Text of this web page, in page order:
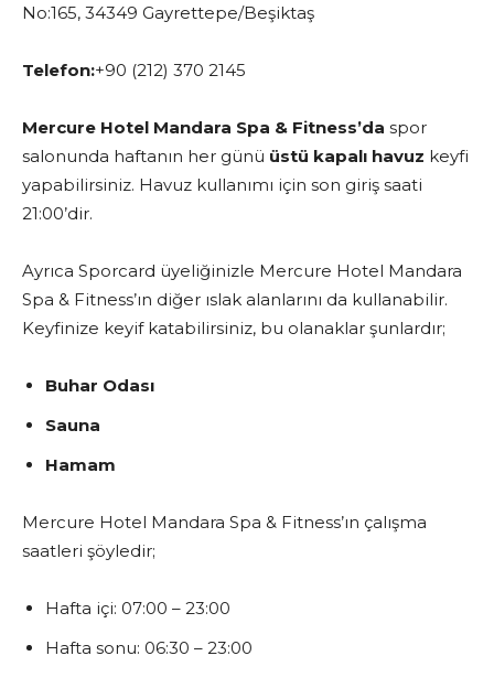
No:165, 34349 Gayrettepe/Beşiktaş
Telefon:+90 (212) 370 2145
Mercure Hotel Mandara Spa & Fitness’da spor
salonunda haftanın her günü üstü kapalı havuz keyfi
yapabilirsiniz. Havuz kullanımı için son giriş saati
21:00’dir.
Ayrıca Sporcard üyeliğinizle Mercure Hotel Mandara
Spa & Fitness’ın diğer ıslak alanlarını da kullanabilir.
Keyfinize keyif katabilirsiniz, bu olanaklar şunlardır;
Buhar Odası
Sauna
Hamam
Mercure Hotel Mandara Spa & Fitness’ın çalışma
saatleri şöyledir;
Hafta içi: 07:00 – 23:00
Hafta sonu: 06:30 – 23:00